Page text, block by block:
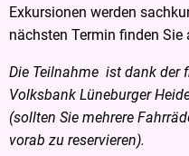
Exkursionen werden
nächsten Termin finden Sie
Die Teilnahme ist dank der
Volksbank Lüneburger
(sollten Sie mehrere
vorab zu reservieren).